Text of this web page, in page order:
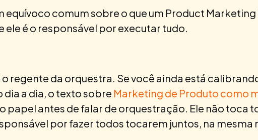
equívoco comum sobre o que um Product
ele é o responsável por executar tudo.
o regente da orquestra. Se você ainda está
dia a dia, o texto sobre Marketing de Produto como
papel antes de falar de orquestração. Ele não toca
por fazer todos tocarem juntos, na mesma